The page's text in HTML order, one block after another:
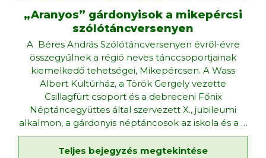
„Aranyos” gárdonyisok a mikepércsi
szólótáncversenyen
A Béres András Szólótáncversenyen évről-évre
összegyűlnek a régió neves tánccsoportjainak
kiemelkedő tehetségei, Mikepércsen. A Wass
Albert Kultúrház, a Török Gergely vezette
Csillagfürt csoport és a debreceni Főnix
Néptáncegyüttes által szervezett X., jubileumi
alkalmon, a gárdonyis néptáncosok az iskola és a …
Teljes bejegyzés megtekintése